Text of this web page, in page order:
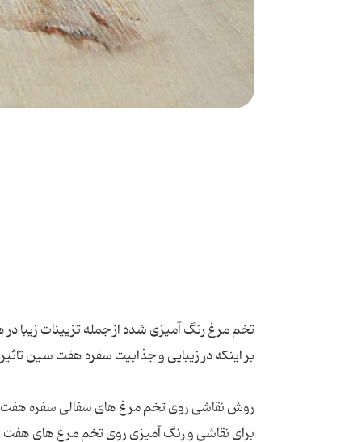
تخم مرغ رنگ آمیزی شده از جمله تزیینات زیبا
برای نقاشی و رنگ آمیزی روی تخم مرغ های هفت